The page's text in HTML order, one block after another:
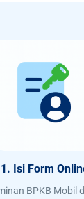
1. Isi Form
BPKB Mobil